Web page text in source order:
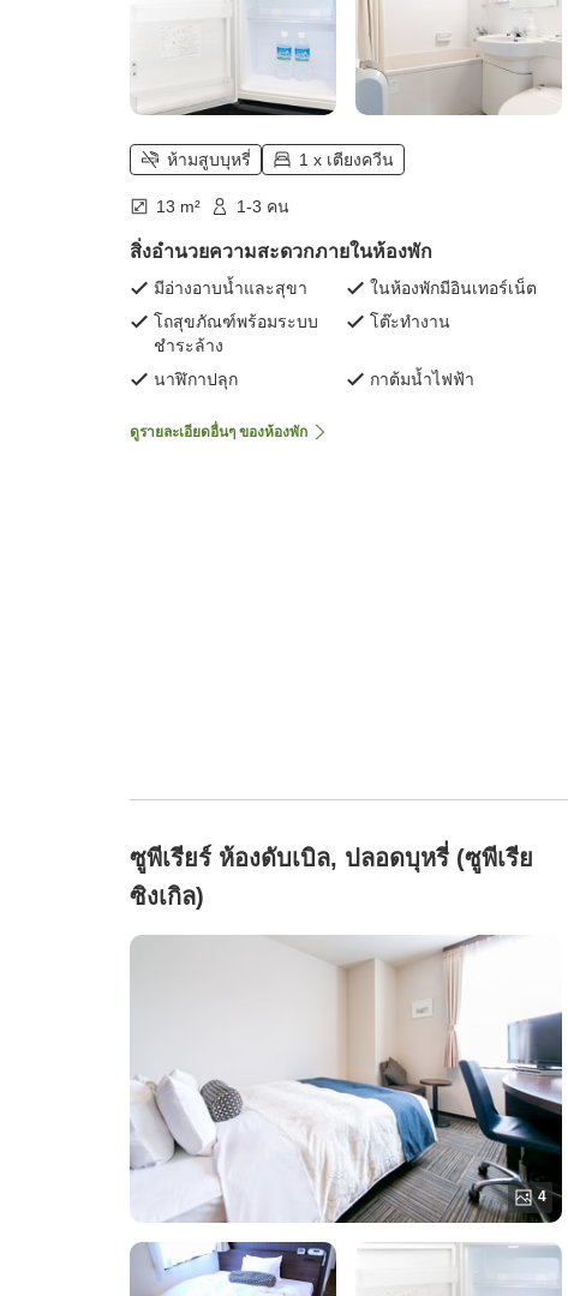
ห้ามสูบบุหรี่ 1 x เตียงควีน
13 m² 1-3 คน
สิ่งอำนวยความสะดวกภายในห้องพัก
มีอ่างอาบน้ำและสุขา
ในห้องพักมีอินเทอร์เน็ต
โถสุขภัณฑ์พร้อมระบบ
ชำระล้าง
โต๊ะทำงาน
นาฬิกาปลุก กาต้มน้ำไฟฟ้า
ดูรายละเอียดอื่นๆ ของห้องพัก
ซูพีเรียร์ ห้องดับเบิล, ปลอดบุหรี่ (ซูพีเรีย
ซิงเกิล)
4